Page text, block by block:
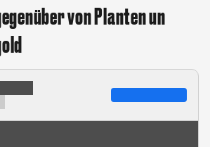
von Planten un